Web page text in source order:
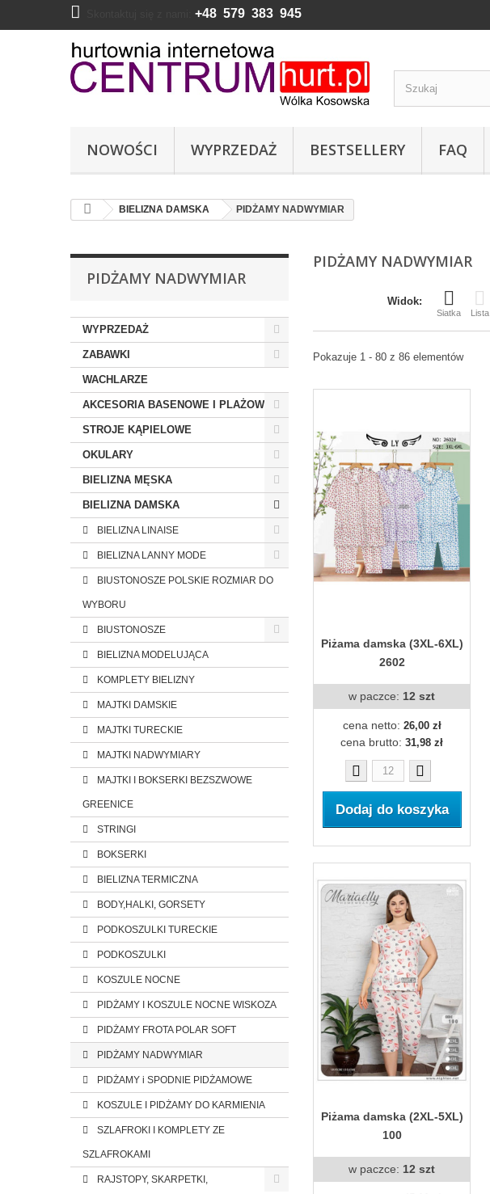
+48 579 383 945
NOWOŚCI WYPRZEDAŻ BESTSELLERY FAQ
BIELIZNA DAMSKA PIDŻAMY NADWYMIAR
PIDŻAMY NADWYMIAR
WYPRZEDAŻ
ZABAWKI
WACHLARZE
AKCESORIA BASENOWE I PLAŻOWE
STROJE KĄPIELOWE
OKULARY
BIELIZNA MĘSKA
BIELIZNA DAMSKA
BIELIZNA LINAISE
BIELIZNA LANNY MODE
BIUSTONOSZE POLSKIE ROZMIAR DO
WYBORU
BIUSTONOSZE
BIELIZNA MODELUJĄCA
KOMPLETY BIELIZNY
MAJTKI DAMSKIE
MAJTKI TURECKIE
MAJTKI NADWYMIARY
MAJTKI I BOKSERKI BEZSZWOWE
GREENICE
STRINGI
BOKSERKI
BIELIZNA TERMICZNA
BODY,HALKI, GORSETY
PODKOSZULKI TURECKIE
PODKOSZULKI
KOSZULE NOCNE
PIDŻAMY I KOSZULE NOCNE WISKOZA
PIDŻAMY FROTA POLAR SOFT
PIDŻAMY NADWYMIAR
PIDŻAMY i SPODNIE PIDŻAMOWE
KOSZULE I PIDŻAMY DO KARMIENIA
SZLAFROKI I KOMPLETY ZE
SZLAFROKAMI
RAJSTOPY, SKARPETKI,
PIDŻAMY NADWYMIAR
Widok:
Siatka Lista
Pokazuje 1 - 80 z 86 elementów
Piżama damska (3XL-6XL)
2602
w paczce: 12 szt
cena netto: 26,00 zł
cena brutto: 31,98 zł
Dodaj do koszyka
Piżama damska (2XL-5XL)
100
w paczce: 12 szt